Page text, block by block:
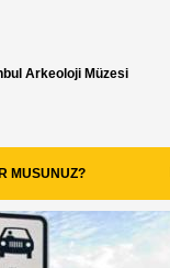
Arkeoloji Müzesi
MUSUNUZ?